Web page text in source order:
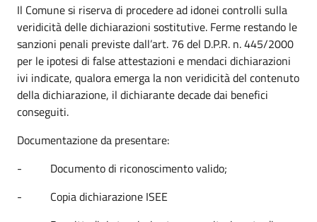
Il Comune si riserva di procedere ad idonei controlli sulla
veridicità delle dichiarazioni sostitutive. Ferme restando le
sanzioni penali previste dall’art. 76 del D.P.R. n. 445/2000
per le ipotesi di false attestazioni e mendaci dichiarazioni
ivi indicate, qualora emerga la non veridicità del contenuto
della dichiarazione, il dichiarante decade dai benefici
conseguiti.
Documentazione da presentare:
- Documento di riconoscimento valido;
- Copia dichiarazione ISEE